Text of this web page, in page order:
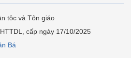
tộc và Tôn giáo
cấp ngày 17/10/2025
Bá